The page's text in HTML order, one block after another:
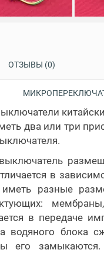
ОТЗЫВЫ (0)
два или три
в
иметь разные
в передаче
водяного блока
его